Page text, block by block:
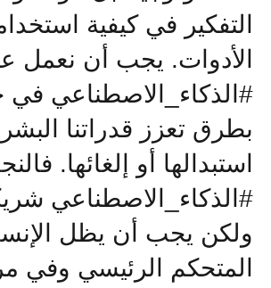
التفكير في كيفية
الأدوات. يجب أن نعمل
#الذكاء_الاصطناعي في
بطرق تعزز قدراتنا
استبدالها أو إلغائها.
#الذكاء_الاصطناعي
ولكن يجب أن يظل
المتحكم الرئيسي وفي